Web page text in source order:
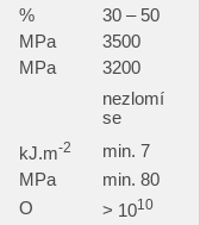
%
30 – 50
MPa
3500
MPa
3200
nezlomí
se
kJ.m-2
min. 7
MPa
min. 80
O > 1010